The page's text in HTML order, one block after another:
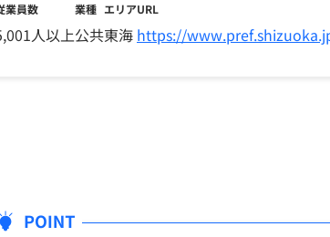
業員数
人以上
業種
公共
エリア
東海
URL
https://